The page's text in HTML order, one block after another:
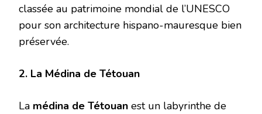
classée au patrimoine mondial de l’UNESCO
pour son architecture hispano-mauresque bien
préservée.
2. La Médina de Tétouan
La médina de Tétouan est un labyrinthe de